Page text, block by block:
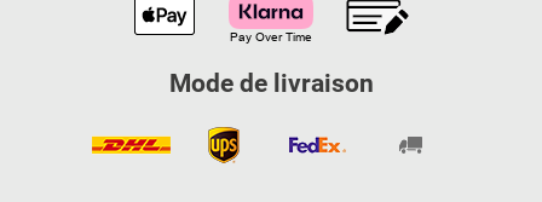
Mode de livraison